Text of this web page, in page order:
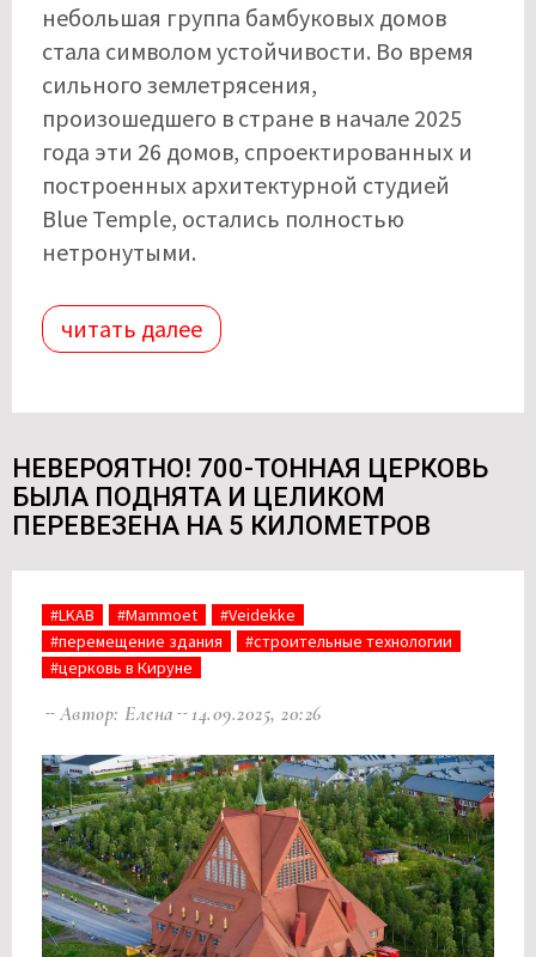
небольшая группа бамбуковых домов
стала символом устойчивости. Во время
сильного землетрясения,
произошедшего в стране в начале 2025
года эти 26 домов, спроектированных и
построенных архитектурной студией
Blue Temple, остались полностью
нетронутыми.
читать далее
НЕВЕРОЯТНО! 700-ТОННАЯ ЦЕРКОВЬ
БЫЛА ПОДНЯТА И ЦЕЛИКОМ
ПЕРЕВЕЗЕНА НА 5 КИЛОМЕТРОВ
#LKAB #Mammoet
#Veidekke
#перемещение здания
#строительные технологии
#церковь в Кируне
Автор: Елена 14.09.2025, 20:26